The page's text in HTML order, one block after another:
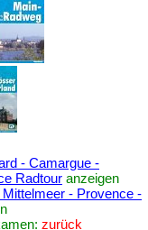
- Camargue -
Radtour anzeigen
- Provence -
zurück